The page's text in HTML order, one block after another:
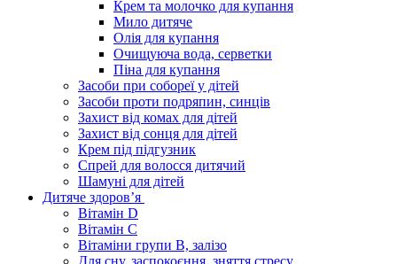
Крем та молочко для купання
Мило дитяче
Олія для купання
Очищуюча вода, серветки
Піна для купання
Засоби при собореї у дітей
Засоби проти подряпин, синців
Захист від комах для дітей
Захист від сонця для дітей
Крем під підгузник
Спрей для волосся дитячий
Шамуні для дітей
Дитяче здоров’я
Вітамін D
Вітамін С
Вітаміни групи В, залізо
Для сну, заспокоєння, зняття стресу